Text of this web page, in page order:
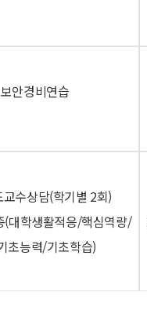
보안경비연습
수상담(학기별 2회)
(대학생활적응/핵심역량/
초능력/기초학습)